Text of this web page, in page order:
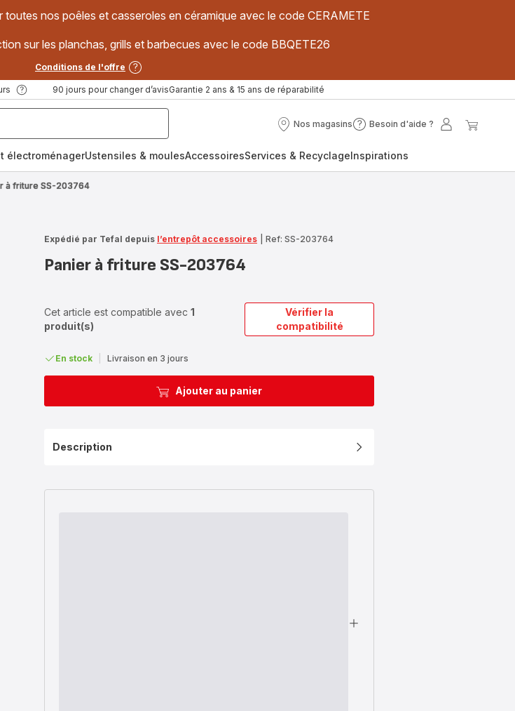
nos poêles et casseroles en céramique avec le code CERAMETE
sur les planchas, grills et barbecues avec le code BBQETE26
Conditions de l'offre
90 jours pour changer d’avisGarantie 2 ans & 15 ans de réparabilité
Nos magasins
Nos
Besoin d'aide ?
Besoin
?
Mon
électroménagerUstensiles & moulesAccessoiresServices & RecyclageInspirations
à friture SS-203764
Expédié par Tefal depuis l’entrepôt accessoires Ref: SS-203764
Panier à friture SS-203764
Cet article est compatible avec 1
produit(s)
Vérifier la
compatibilité
En stock Livraison en 3 jours
Ajouter au panier
Description